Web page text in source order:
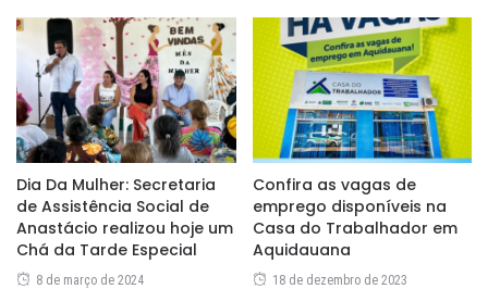
Dia Da Mulher: Secretaria
de Assistência Social de
Anastácio realizou hoje um
Chá da Tarde Especial
8 de março de 2024
Confira as vagas de
emprego disponíveis na
Casa do Trabalhador em
Aquidauana
18 de dezembro de 2023